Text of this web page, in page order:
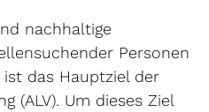
nachhaltige
Personen
das Hauptziel der
(ALV). Um dieses Ziel